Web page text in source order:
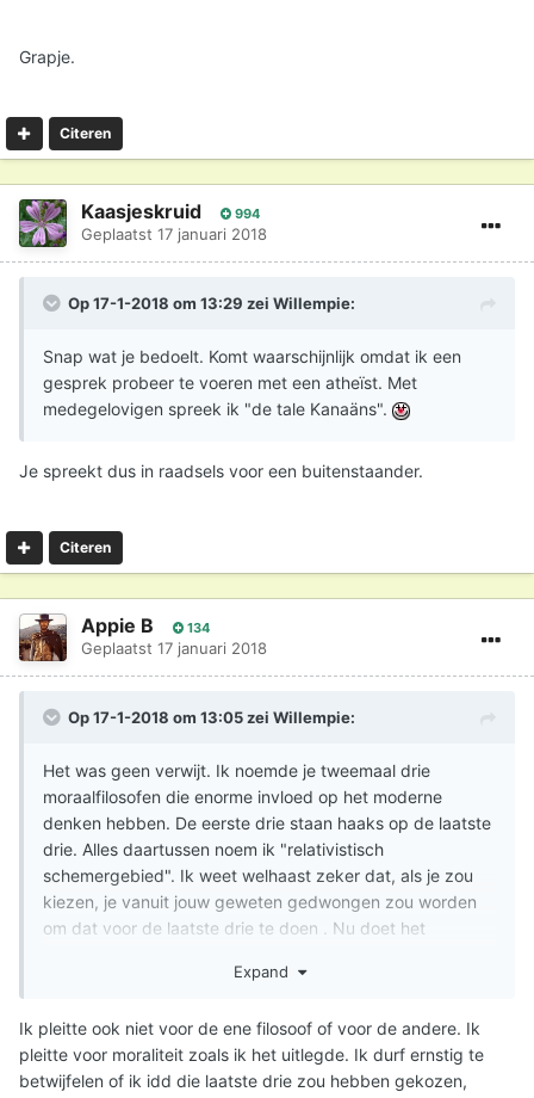
Grapje.
Citeren
Kaasjeskruid 994
Geplaatst 17 januari 2018
Op 17-1-2018 om 13:29 zei Willempie:
Snap wat je bedoelt. Komt waarschijnlijk omdat ik een
gesprek probeer te voeren met een atheïst. Met
medegelovigen spreek ik "de tale Kanaäns".
Je spreekt dus in raadsels voor een buitenstaander.
Citeren
Appie B 134
Geplaatst 17 januari 2018
Op 17-1-2018 om 13:05 zei Willempie:
Het was geen verwijt. Ik noemde je tweemaal drie
moraalfilosofen die enorme invloed op het moderne
denken hebben. De eerste drie staan haaks op de laatste
drie. Alles daartussen noem ik "relativistisch
schemergebied". Ik weet welhaast zeker dat, als je zou
kiezen, je vanuit jouw geweten gedwongen zou worden
om dat voor de laatste drie te doen . Nu doet het
waardeoordeel baseren op de Bijbel, terwijl de eerste drie
Expand
Ik pleitte ook niet voor de ene filosoof of voor de andere. Ik
pleitte voor moraliteit zoals ik het uitlegde. Ik durf ernstig te
betwijfelen of ik idd die laatste drie zou hebben gekozen,